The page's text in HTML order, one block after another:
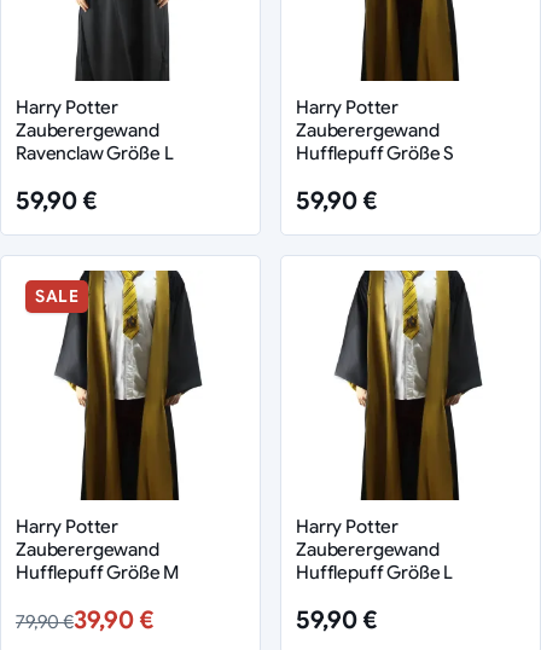
Harry Potter
Zauberergewand
Ravenclaw Größe L
59,90 €
Harry Potter
Zauberergewand
Hufflepuff Größe S
59,90 €
SALE
Harry Potter
Zauberergewand
Hufflepuff Größe M
79,90 €39,90 €
Harry Potter
Zauberergewand
Hufflepuff Größe L
59,90 €